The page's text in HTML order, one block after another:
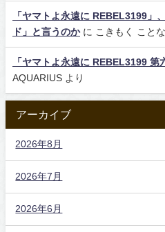
「ヤマトよ永遠に REBEL3199」
ド」と言うのかに こきもく こと
「ヤマトよ永遠に REBEL3199 第
AQUARIUS より
アーカイブ
2026年8月
2026年7月
2026年6月